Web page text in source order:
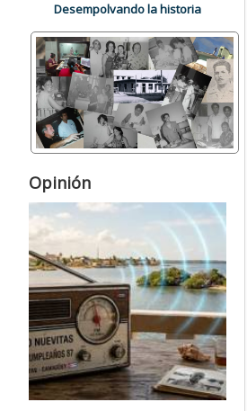
Desempolvando la historia
Opinión